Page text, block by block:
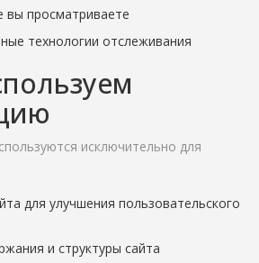
вы просматриваете
технологии отслеживания
исключительно для
для улучшения пользовательского
и структуры сайта